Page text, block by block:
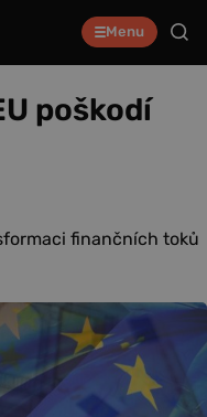
Menu
poškodí
finančních toků